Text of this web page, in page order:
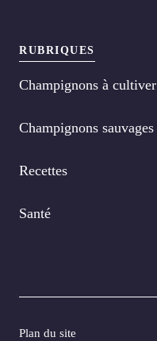
RUBRIQUES
Champignons à cultiver
Champignons sauvages
Recettes
Santé
Plan du site